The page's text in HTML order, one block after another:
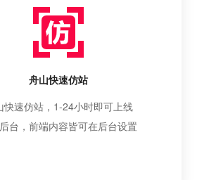
舟山快速仿站
快速仿站，1-24小时即可上线
台，前端内容皆可在后台设置